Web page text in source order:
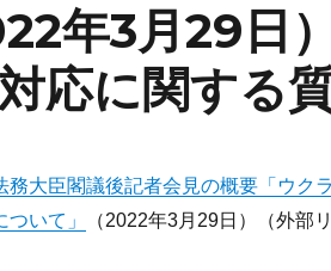
年3月29日
応に関する
務大臣閣議後記者会見の概要「ウク
ついて」
（2022年3月29日）（外部